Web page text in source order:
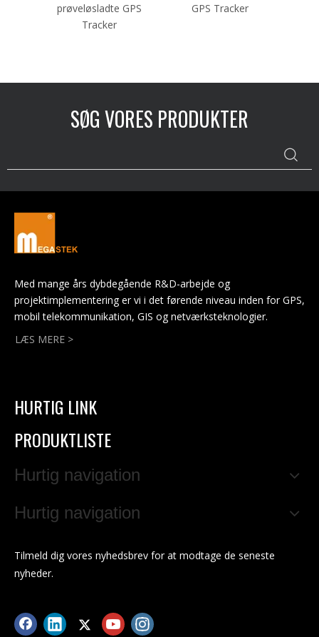
prøveløsladte GPS
Tracker
GPS Tracker
SØG VORES PRODUKTER
Med mange års dybdegående R&D-arbejde og
projektimplementering er vi i det førende niveau inden for GPS,
mobil telekommunikation, GIS og netværksteknologier.
LÆS MERE >
HURTIG LINK
PRODUKTLISTE
Hurtig navigation
Hurtig navigation
Tilmeld dig vores nyhedsbrev for at modtage de seneste
nyheder.